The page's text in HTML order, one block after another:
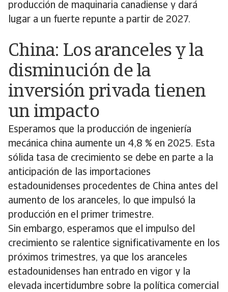
producción de maquinaria canadiense y dará
lugar a un fuerte repunte a partir de 2027.
China: Los aranceles y la
disminución de la
inversión privada tienen
un impacto
Esperamos que la producción de ingeniería
mecánica china aumente un 4,8 % en 2025. Esta
sólida tasa de crecimiento se debe en parte a la
anticipación de las importaciones
estadounidenses procedentes de China antes del
aumento de los aranceles, lo que impulsó la
producción en el primer trimestre.
Sin embargo, esperamos que el impulso del
crecimiento se ralentice significativamente en los
próximos trimestres, ya que los aranceles
estadounidenses han entrado en vigor y la
elevada incertidumbre sobre la política comercial